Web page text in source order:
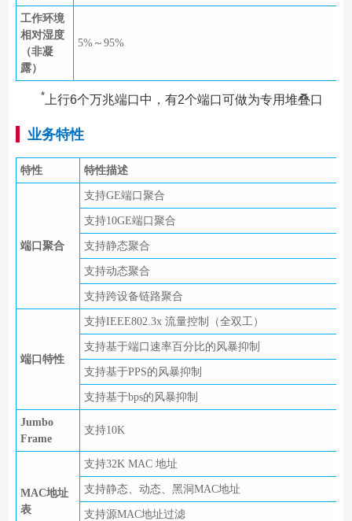
工作环境
相对湿度
（非凝
露）
5%～95%
* 上行6个万兆端口中，有2个端口可做为专用堆叠口
业务特性
特性 特性描述
端口聚合
支持GE端口聚合
支持10GE端口聚合
支持静态聚合
支持动态聚合
支持跨设备链路聚合
端口特性
支持IEEE802.3x 流量控制（全双工）
支持基于端口速率百分比的风暴抑制
支持基于PPS的风暴抑制
支持基于bps的风暴抑制
Jumbo
Frame
支持10K
MAC地址
表
支持32K MAC 地址
支持静态、动态、黑洞MAC地址
支持源MAC地址过滤